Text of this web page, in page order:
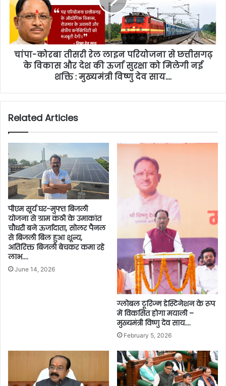
चांपा-कोरबा तीसरी रेल लाइन परियोजना से छत्तीसगढ़
के विकास और देश की ऊर्जा सुरक्षा को मिलेगी नई
शक्ति : मुख्यमंत्री विष्णु देव साय….
Related Articles
पीएम सूर्य घर-मुफ्त बिजली
योजना से ग्राम कंठी के उमाकांत
चौधरी बने ऊर्जादाता, सोलर पैनल
से बिजली बिल हुआ शून्य,
अतिरिक्त बिजली बेचकर कमा रहे
लाभ….
June 14, 2026
ग्लोबल टूरिज्म डेस्टिनेशन के रूप
में विकसित होगा मयाली –
मुख्यमंत्री विष्णु देव साय….
February 5, 2026